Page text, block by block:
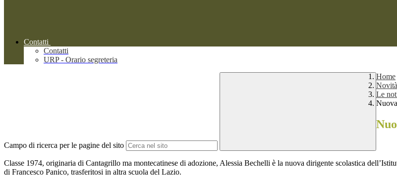
Contatti
Contatti
URP - Orario segreteria
Campo di ricerca per le pagine del sito
Home
Novità
Le
Classe 1974, originaria di Cantagrillo ma montecatinese di adozione, Alessia Bechelli è la nuova dirigente scolastica
di Francesco Panico, trasferitosi in altra scuola del Lazio.